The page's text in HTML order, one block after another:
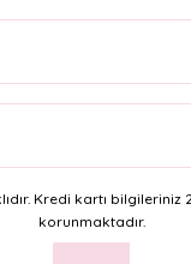
Kredi kartı bilgileriniz
korunmaktadır.